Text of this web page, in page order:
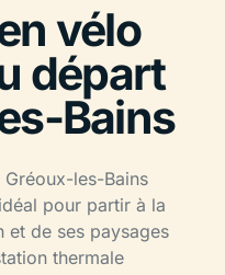
vélo
départ
Bains
les-Bains
pour partir à la
et de ses paysages
thermale